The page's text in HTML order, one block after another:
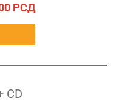
РСД
CD